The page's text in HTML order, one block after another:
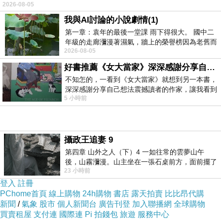
2026-08-05
我與AI討論的小說劇情(1)
第一章：袁年的最後一堂課 雨下得很大。 國中二
年級的走廊瀰漫著濕氣，牆上的榮譽榜因為老舊而
微微捲起。 堯禹舜站在辦公室外，手
2026-08-05
好書推薦《女大當家》深深感謝分享自己想法震撼讀者的作家，讓我看到不同樣貌的家庭！
不知怎的，一看到《女大當家》就想到另一本書，
深深感謝分享自己想法震撼讀者的作家，讓我看到
不同樣貌的家庭！ 《女大
5 小時前
攝政王追妻 9
第四章 山外之人（下）4 一如往常的雲夢山午
後，山霧瀰漫。山主坐在一張石桌前方，面前擺了
一盤未下完的棋盤，還有一壺茶與兩只冒
23 小時前
登入 註冊
PChome首頁 線上購物 24h購物 書店 露天拍賣 比比昂代購
新聞 /氣象 股市 個人新聞台 廣告刊登 加入聯播網 全球購物
買賣租屋 支付連 國際連 Pi 拍錢包 旅遊 服務中心